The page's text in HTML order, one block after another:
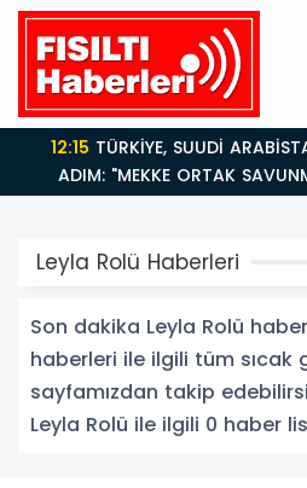
12:15TÜRKİYE, SUUDİ ARABİSTAN VE PAKİSTAN'DAN KRİTİK
ADIM: "MEKKE ORTAK
Leyla Rolü Haberleri
Son dakika Leyla Rolü
haberleri ile ilgili tüm sıcak
sayfamızdan takip
Leyla Rolü ile ilgili 0 haber